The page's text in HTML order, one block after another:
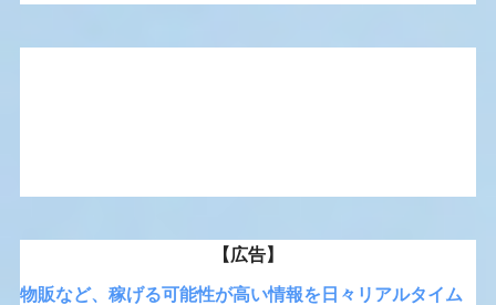
【広告】
物販など、稼げる可能性が高い情報を日々リアルタイム